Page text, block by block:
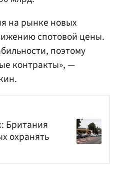
на рынке новых
спотовой цены.
поэтому
контракты», —
Британия
охранять